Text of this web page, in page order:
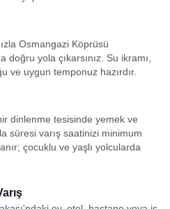
Osmangazi Köprüsü
yola çıkarsınız. Su ikramı,
ve uygun temponuz hazırdır.
dinlenme tesisinde yemek ve
süresi varış saatinizi minimum
çocuklu ve yaşlı yolcularda